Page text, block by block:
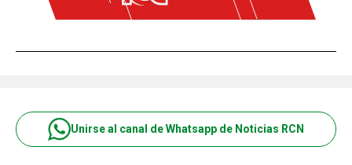
Unirse al canal de Whatsapp de Noticias RCN